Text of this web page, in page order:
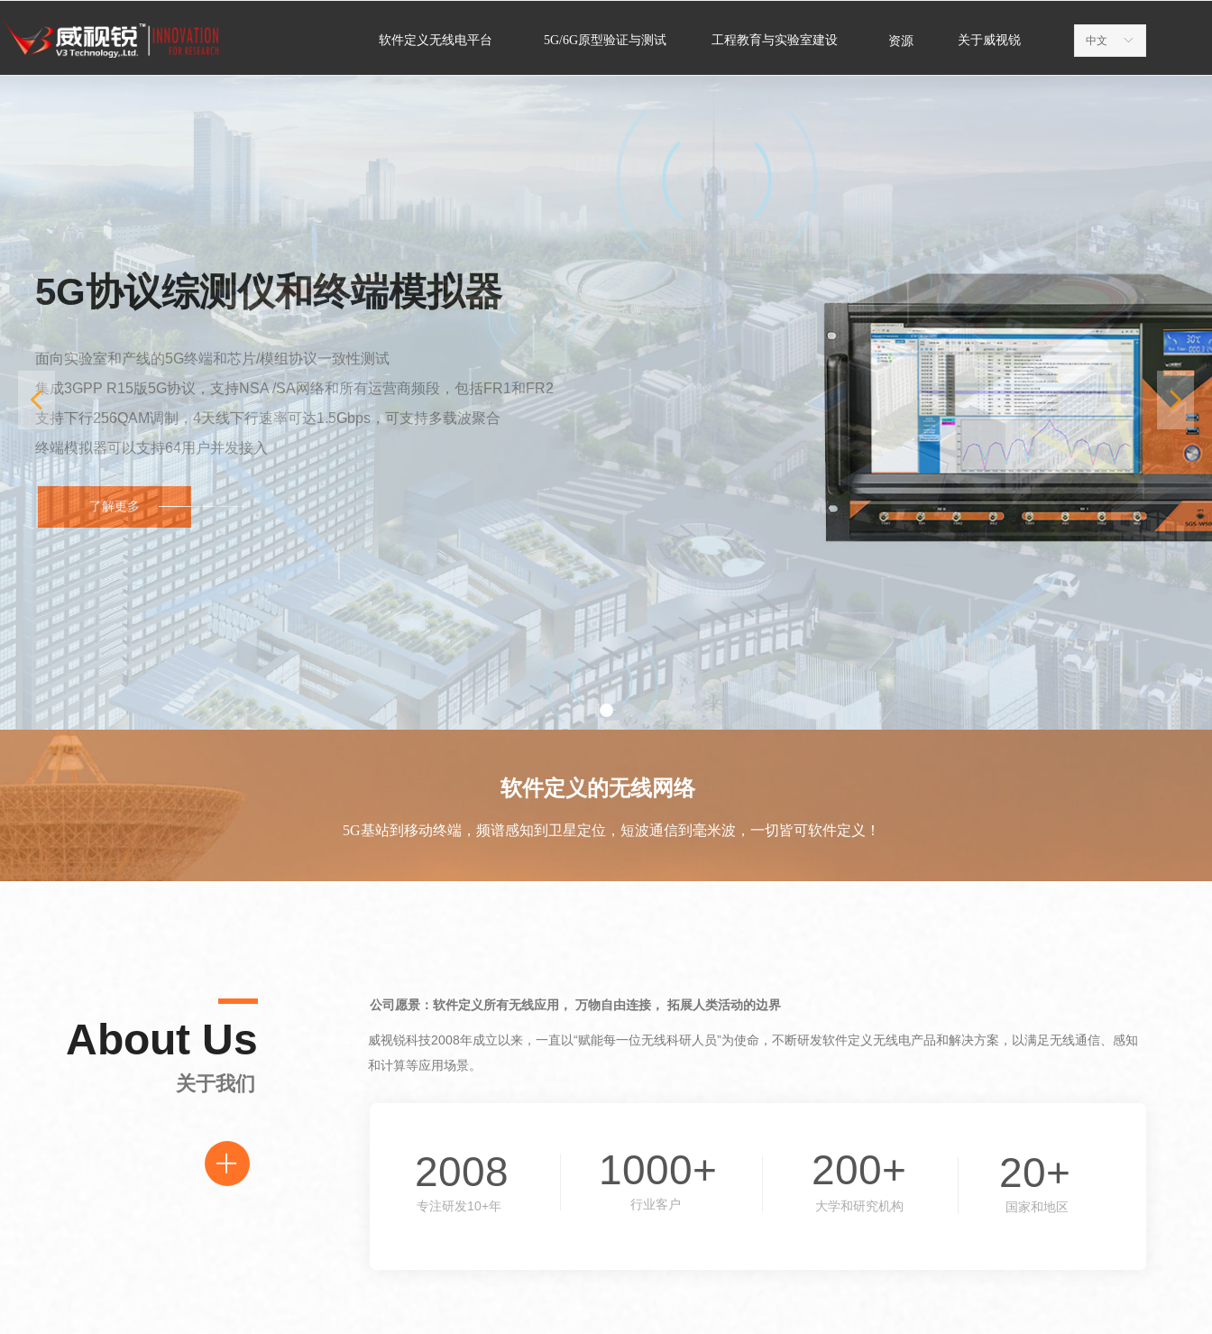
软件定义无线电平台 5G/6G原型验证与测试 工程教育与实验室建设 关于威视锐
资源 ꀅ
中文
5G协议综测仪和终端模拟器
面向实验室和产线的5G终端和芯片/模组协议一致性测试
集成3GPP R15版5G协议，支持NSA /SA网络和所有运营商频段，包括FR1和FR2
支持下行256QAM调制，4天线下行速率可达1.5Gbps，可支持多载波聚合
终端模拟器可以支持64用户并发接入
了解更多
넳 넲
About Us
关于我们
ꄶ
威视锐科技2008年成立以来，一直以“赋能每一位无线科研人员”为使命，不断研发软件定义无线电产品和解决方案，以满足无线通信、感知
和计算等应用场景。
2008
专注研发10+年
1000+
行业客户
20+
国家和地区
200+
大学和研究机构
公司愿景：软件定义所有无线应用， 万物自由连接， 拓展人类活动的边界
软件定义的无线网络
5G基站到移动终端，频谱感知到卫星定位，短波通信到毫米波，一切皆可软件定义！